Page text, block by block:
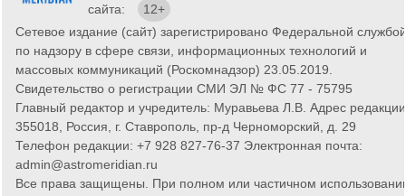
сайта:
12+
Сетевое издание (сайт) зарегистрировано Федеральной службой
по надзору в сфере связи, информационных технологий и
массовых коммуникаций (Роскомнадзор) 23.05.2019.
Свидетельство о регистрации СМИ ЭЛ № ФС 77 - 75795
Главный редактор и учредитель: Муравьева Л.В. Адрес
355018, Россия, г. Ставрополь, пр-д Черноморский, д. 29
Телефон редакции: +7 928 827-76-37 Электронная почта:
admin@astromeridian.ru
Все права защищены. При полном или частичном